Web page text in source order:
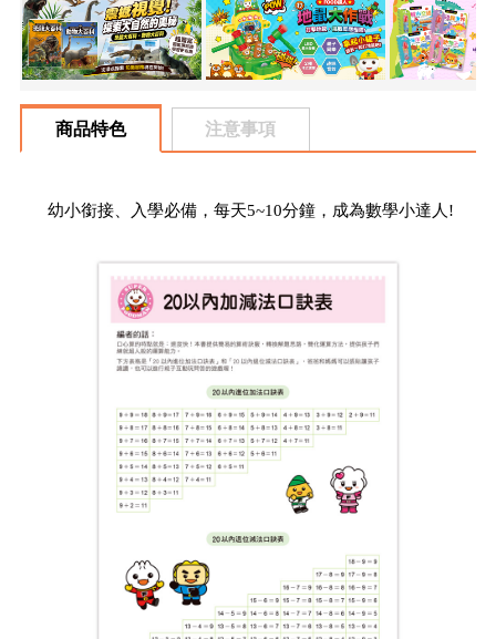
商品特色 注意事項
幼小銜接、入學必備，每天5~10分鐘，成為數學小達人!